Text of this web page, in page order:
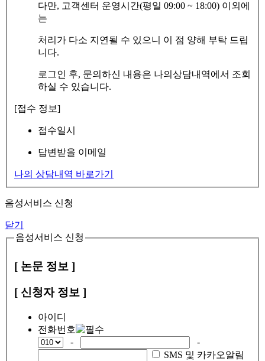
다만, 고객센터 운영시간(평일 09:00 ~ 18:00) 이외에
는
처리가 다소 지연될 수 있으니 이 점 양해 부탁 드립
니다.
로그인 후, 문의하신 내용은 나의상담내역에서 조회
하실 수 있습니다.
[접수 정보]
접수일시
답변받을 이메일
나의 상담내역 바로가기
음성서비스 신청
닫기
음성서비스 신청
[ 논문 정보 ]
[ 신청자 정보 ]
아이디
전화번호
-
-
SMS 및 카카오알림